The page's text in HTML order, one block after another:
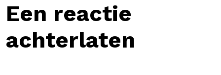
Een reactie
achterlaten